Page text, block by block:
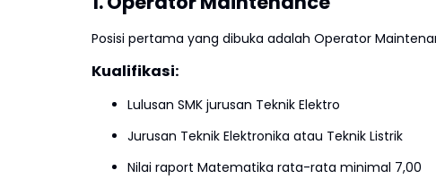
Posisi pertama yang dibuka adalah Operator
Kualifikasi:
Lulusan SMK jurusan Teknik Elektro
Jurusan Teknik Elektronika atau Teknik Listrik
Nilai raport Matematika rata-rata minimal 7,00